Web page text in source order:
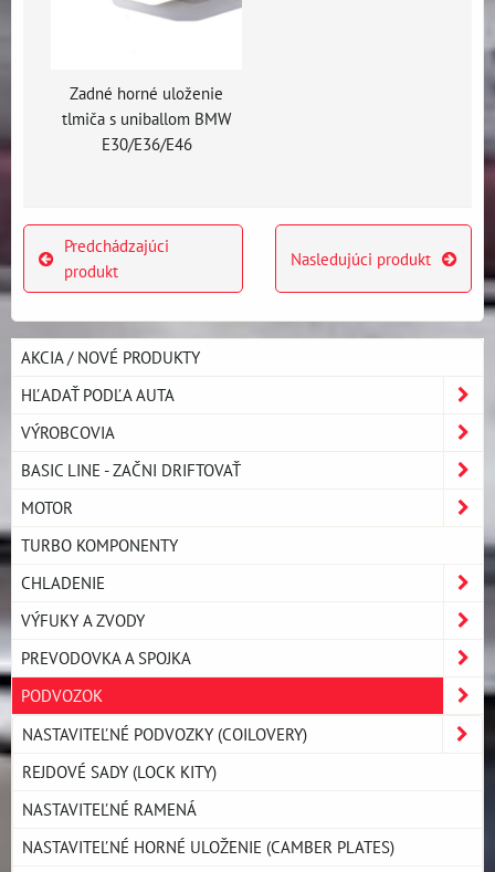
Zadné horné uloženie
tlmiča s uniballom BMW
E30/E36/E46
Predchádzajúci
produkt
Nasledujúci produkt
AKCIA / NOVÉ PRODUKTY
HĽADAŤ PODĽA AUTA
VÝROBCOVIA
BASIC LINE - ZAČNI DRIFTOVAŤ
MOTOR
TURBO KOMPONENTY
CHLADENIE
VÝFUKY A ZVODY
PREVODOVKA A SPOJKA
PODVOZOK
NASTAVITEĽNÉ PODVOZKY (COILOVERY)
REJDOVÉ SADY (LOCK KITY)
NASTAVITEĽNÉ RAMENÁ
NASTAVITEĽNÉ HORNÉ ULOŽENIE (CAMBER PLATES)